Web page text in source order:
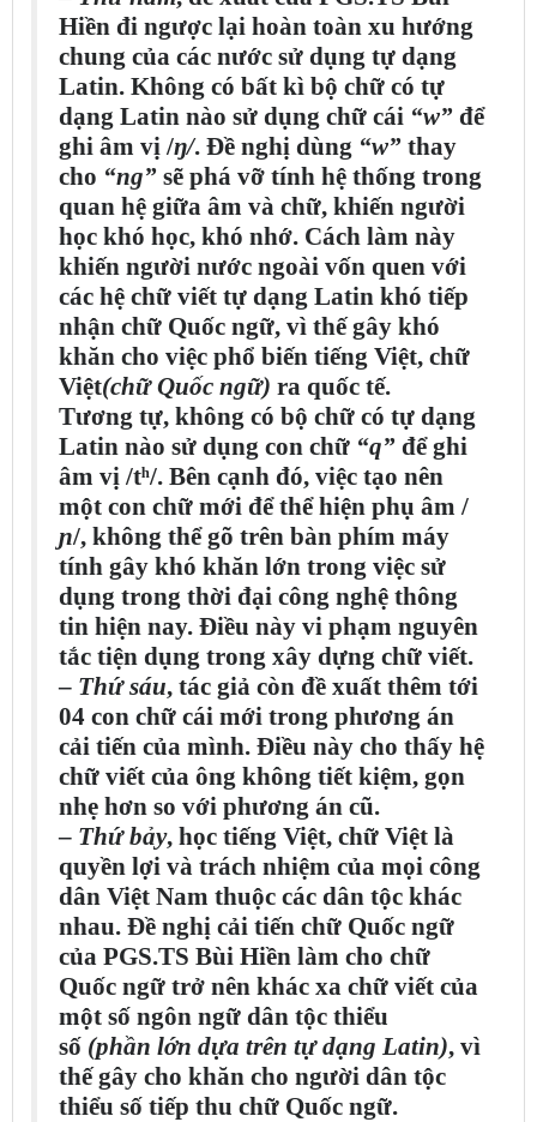
Hiền đi ngược lại hoàn toàn xu hướng
chung của các nước sử dụng tự dạng
Latin. Không có bất kì bộ chữ có tự
dạng Latin nào sử dụng chữ cái “w” để
ghi âm vị /ŋ/. Đề nghị dùng “w” thay
cho “ng” sẽ phá vỡ tính hệ thống trong
quan hệ giữa âm và chữ, khiến người
học khó học, khó nhớ. Cách làm này
khiến người nước ngoài vốn quen với
các hệ chữ viết tự dạng Latin khó tiếp
nhận chữ Quốc ngữ, vì thế gây khó
khăn cho việc phổ biến tiếng Việt, chữ
Việt(chữ Quốc ngữ) ra quốc tế.
Tương tự, không có bộ chữ có tự dạng
Latin nào sử dụng con chữ “q” để ghi
âm vị /tʰ/. Bên cạnh đó, việc tạo nên
một con chữ mới để thể hiện phụ âm /
ɲ/, không thể gõ trên bàn phím máy
tính gây khó khăn lớn trong việc sử
dụng trong thời đại công nghệ thông
tin hiện nay. Điều này vi phạm nguyên
tắc tiện dụng trong xây dựng chữ viết.
– Thứ sáu, tác giả còn đề xuất thêm tới
04 con chữ cái mới trong phương án
cải tiến của mình. Điều này cho thấy hệ
chữ viết của ông không tiết kiệm, gọn
nhẹ hơn so với phương án cũ.
– Thứ bảy, học tiếng Việt, chữ Việt là
quyền lợi và trách nhiệm của mọi công
dân Việt Nam thuộc các dân tộc khác
nhau. Đề nghị cải tiến chữ Quốc ngữ
của PGS.TS Bùi Hiền làm cho chữ
Quốc ngữ trở nên khác xa chữ viết của
một số ngôn ngữ dân tộc thiểu
số (phần lớn dựa trên tự dạng Latin), vì
thế gây cho khăn cho người dân tộc
thiểu số tiếp thu chữ Quốc ngữ.